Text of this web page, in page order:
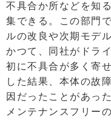
不具合か所などを知
集できる。この部門
ルの改良や次期モデ
かつて、同社がドラ
初に不具合が多く寄
した結果、本体の故
因だったことがあっ
メンテナンスフリー